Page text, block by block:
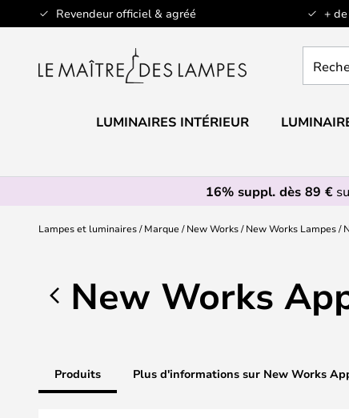
Revendeur officiel & agréé +
Allez
au
un
LUMINAIRES INTÉRIEUR
16% suppl. dès 89 €
Lampes et luminaires Marque New Works New Works Lampes
New Works
Produits Plus d'informations sur New Works